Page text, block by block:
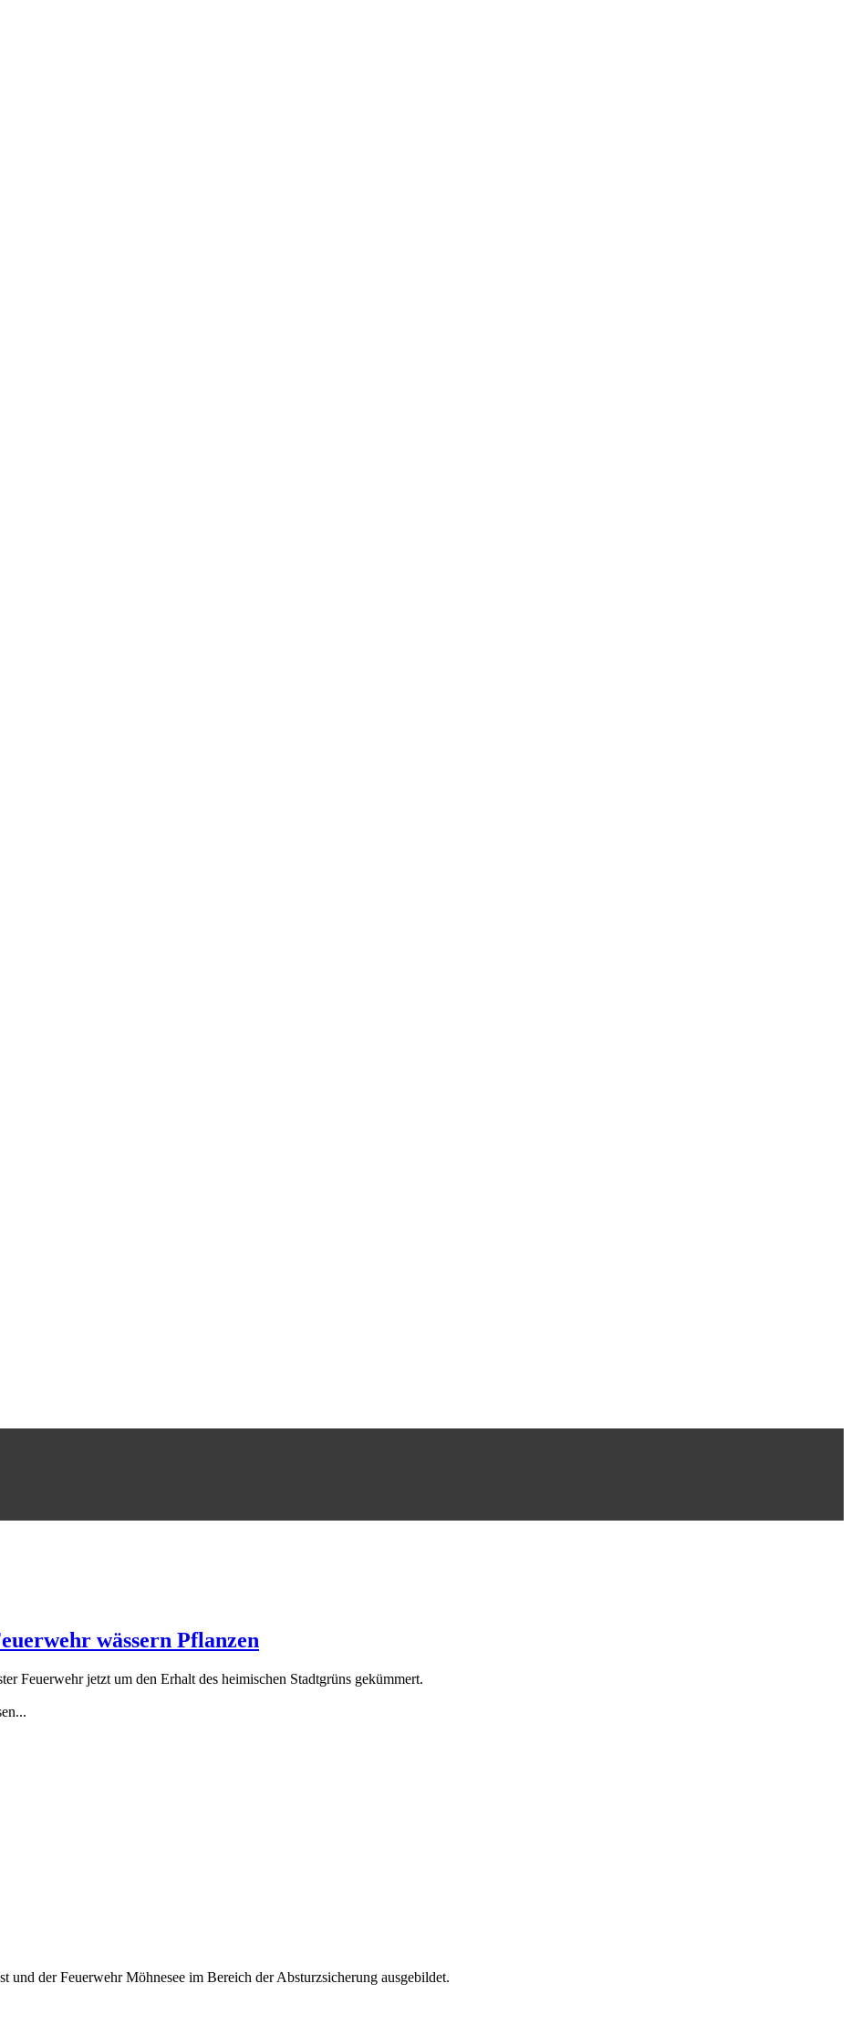
wässern Pflanzen
Feuerwehr jetzt um den Erhalt des heimischen Stadtgrüns gekümmert.
und der Feuerwehr Möhnesee im Bereich der Absturzsicherung ausgebildet.